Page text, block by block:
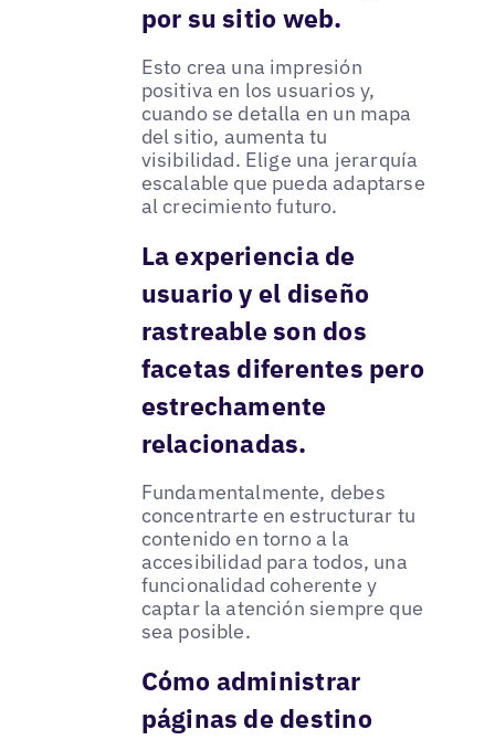
por su sitio web.
Esto crea una impresión
positiva en los usuarios y,
cuando se detalla en un mapa
del sitio, aumenta tu
visibilidad. Elige una jerarquía
escalable que pueda adaptarse
al crecimiento futuro.
La experiencia de
usuario y el diseño
rastreable son dos
facetas diferentes pero
estrechamente
relacionadas.
Fundamentalmente, debes
concentrarte en estructurar tu
contenido en torno a la
accesibilidad para todos, una
funcionalidad coherente y
captar la atención siempre que
sea posible.
Cómo administrar
páginas de destino